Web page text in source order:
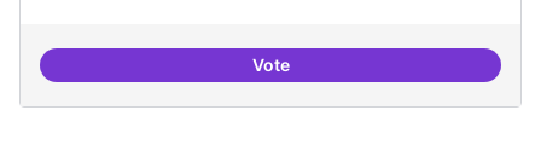
VoteTemes: Intel·ligència artificial